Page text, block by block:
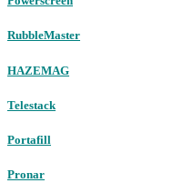
RubbleMaster
HAZEMAG
Telestack
Portafill
Pronar